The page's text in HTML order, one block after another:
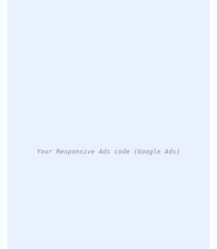
Your Responsive Ads code (Google Ads)